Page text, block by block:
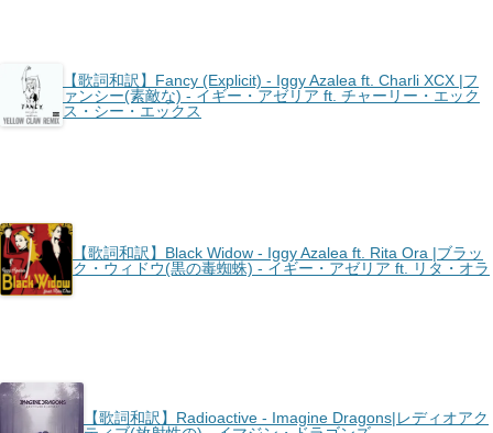
【歌詞和訳】Fancy (Explicit) - Iggy Azalea ft. Charli XCX |フ
ァンシー(素敵な) - イギー・アゼリア ft. チャーリー・エック
ス・シー・エックス
【歌詞和訳】Black Widow - Iggy Azalea ft. Rita Ora |ブラッ
ク・ウィドウ(黒の毒蜘蛛) - イギー・アゼリア ft. リタ・オラ
【歌詞和訳】Radioactive - Imagine Dragons|レディオアク